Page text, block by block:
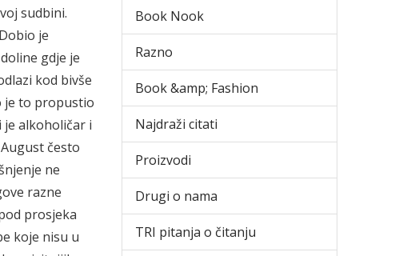
sudbini.
je
gdje je
kod bivše
je to propustio
alkoholičar i
često
ne
razne
prosjeka
koje nisu u
Book Nook
Razno
Book &amp; Fashion
Najdraži citati
Proizvodi
Drugi o nama
TRI pitanja o čitanju